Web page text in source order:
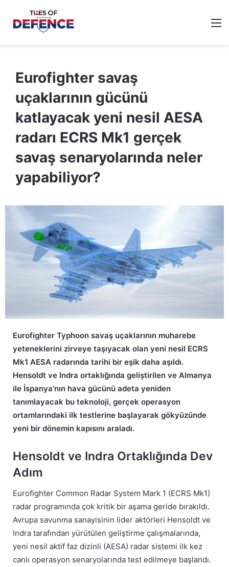
Eurofighter savaş
uçaklarının gücünü
katlayacak yeni nesil AESA
radarı ECRS Mk1 gerçek
savaş senaryolarında neler
yapabiliyor?
Eurofighter Typhoon savaş uçaklarının muharebe
yeteneklerini zirveye taşıyacak olan yeni nesil ECRS
Mk1 AESA radarında tarihi bir eşik daha aşıldı.
Hensoldt ve Indra ortaklığında geliştirilen ve Almanya
ile İspanya’nın hava gücünü adeta yeniden
tanımlayacak bu teknoloji, gerçek operasyon
ortamlarındaki ilk testlerine başlayarak gökyüzünde
yeni bir dönemin kapısını araladı.
Hensoldt ve Indra Ortaklığında Dev
Adım
Eurofighter Common Radar System Mark 1 (ECRS Mk1)
radar programında çok kritik bir aşama geride bırakıldı.
Avrupa savunma sanayisinin lider aktörleri Hensoldt ve
Indra tarafından yürütülen geliştirme çalışmalarında,
yeni nesil aktif faz dizinli (AESA) radar sistemi ilk kez
canlı operasyon senaryolarında test edilmeye başlandı.